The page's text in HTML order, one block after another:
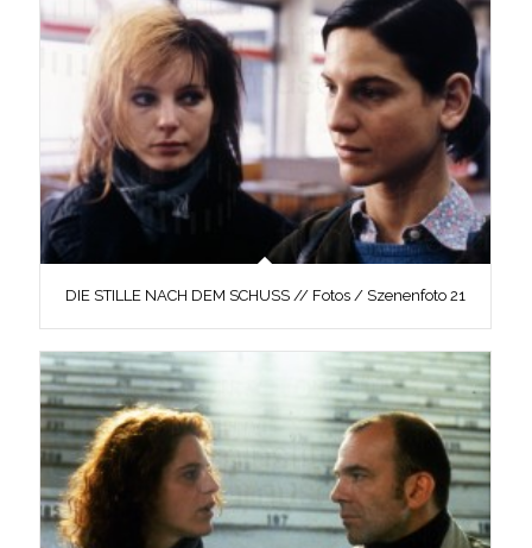
DIE STILLE NACH DEM SCHUSS // Fotos / Szenenfoto 21